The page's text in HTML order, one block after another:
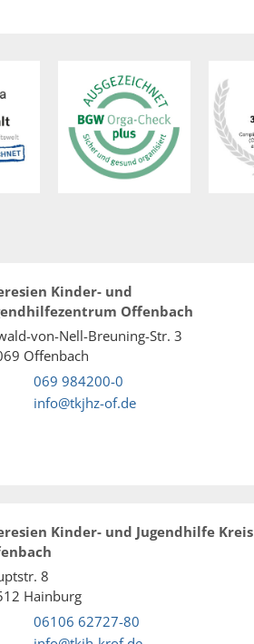
Kinder- und
Offenbach
von-Nell-Breuning-Str. 3
Offenbach
069 984200-0
info@tkjhz-of.de
Kinder- und Jugendhilfe Kreis
8
Hainburg
06106 62727-80